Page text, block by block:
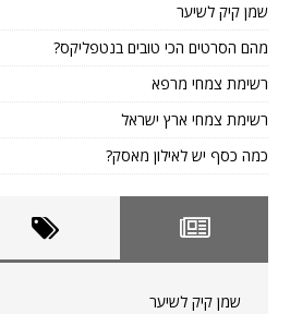
שמן קיק לשיער
מהם הסרטים הכי טובים בנטפליקס?
רשימת צמחי מרפא
רשימת צמחי ארץ ישראל
כמה כסף יש לאילון מאסק?
שמן קיק לשיער